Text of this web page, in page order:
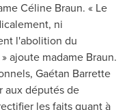
Céline Braun. « Le
ni
l'abolition du
ajoute madame Braun.
Gaétan Barrette
aux députés de
les faits quant à